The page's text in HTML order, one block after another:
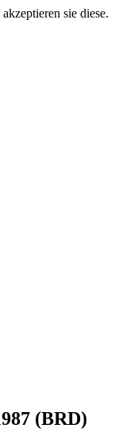
sie diese.
(BRD)